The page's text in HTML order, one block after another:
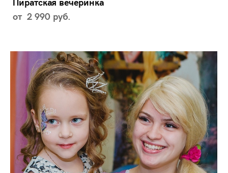
от 2 990 pуб.